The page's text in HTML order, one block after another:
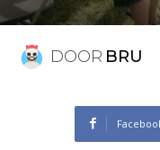
DOOR BRU